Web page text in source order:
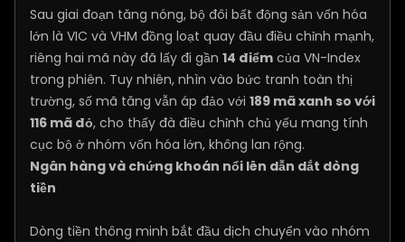
Sau giai đoạn tăng nóng, bộ đôi bất động sản vốn hóa
lớn là VIC và VHM đồng loạt quay đầu điều chỉnh mạnh,
riêng hai mã này đã lấy đi gần 14 điểm của VN-Index
trong phiên. Tuy nhiên, nhìn vào bức tranh toàn thị
trường, số mã tăng vẫn áp đảo với 189 mã xanh so với
116 mã đỏ, cho thấy đà điều chỉnh chủ yếu mang tính
cục bộ ở nhóm vốn hóa lớn, không lan rộng.
Ngân hàng và chứng khoán nổi lên dẫn dắt dòng
tiền
Dòng tiền thông minh bắt đầu dịch chuyển vào nhóm